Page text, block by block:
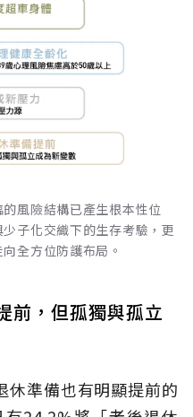
風險結構已產生根本性位
子化交織下的生存考驗，更
全方位防護布局。
前，但孤獨與孤立
休準備也有明顯提前的